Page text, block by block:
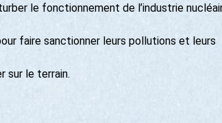
le fonctionnement de l’industrie
faire sanctionner leurs pollutions et leurs
sur le terrain.